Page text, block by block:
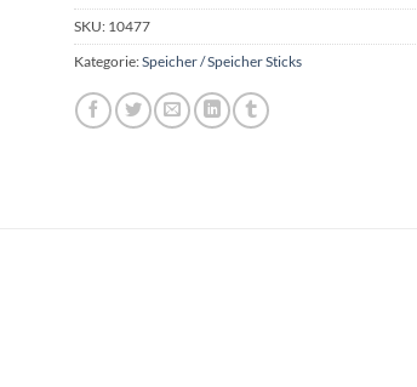
SKU: 10477
Kategorie:Speicher / Speicher Sticks